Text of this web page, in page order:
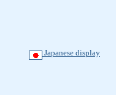
Japanese display